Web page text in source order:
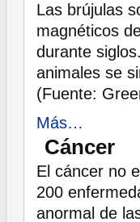
Las brújulas
magnéticos
durante
animales se
(Fuente:
Más…
Cáncer
El cáncer no
200
anormal de